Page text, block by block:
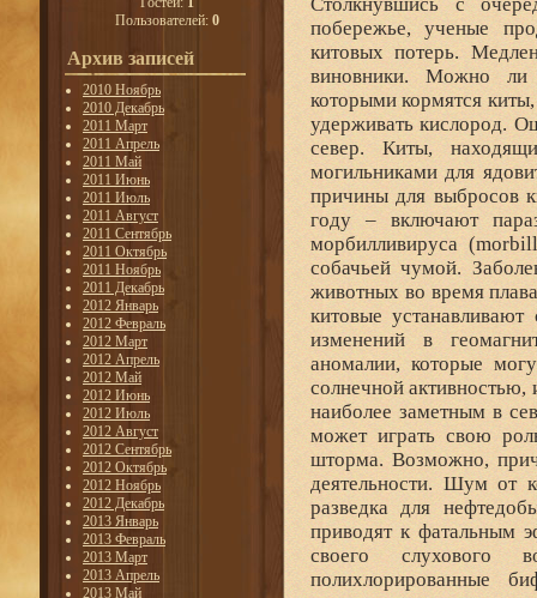
Пользователей: 0
Архив записей
2010 Ноябрь
2010 Декабрь
2011 Март
2011 Апрель
2011 Май
2011 Июнь
2011 Июль
2011 Август
2011 Сентябрь
2011 Октябрь
2011 Ноябрь
2011 Декабрь
2012 Январь
2012 Февраль
2012 Март
2012 Апрель
2012 Май
2012 Июнь
2012 Июль
2012 Август
2012 Сентябрь
2012 Октябрь
2012 Ноябрь
2012 Декабрь
2013 Январь
2013 Февраль
2013 Март
2013 Апрель
2013 Май
побережье, ученые
китовых потерь.
виновники. Можно ли
которыми кормятся
удерживать кислород.
север. Киты,
могильниками для
причины для выбросов
году – включают
морбилливируса
собачьей чумой.
животных во время
китовые
изменений в
аномалии, которые
солнечной активностью,
наиболее заметным в
может играть свою
шторма. Возможно,
деятельности. Шум от
разведка для
приводят к фатальным
своего слухового
полихлорированные